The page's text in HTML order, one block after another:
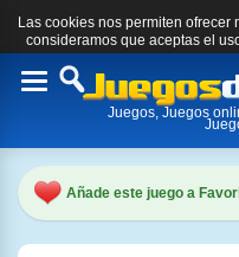
Las cookies nos permiten
consideramos que aceptas el
Toggle
Juegos, Juegos
Añade este juego a